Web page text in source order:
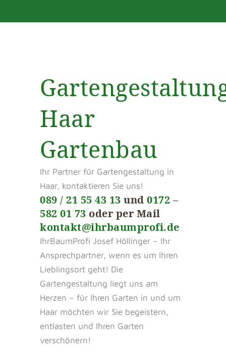
Haar
Gartenbau
Ihr Partner für Gartengestaltung in
Haar, kontaktieren Sie uns!
089 / 21 55 43 13 und 0172 –
582 01 73 oder per Mail
kontakt@ihrbaumprofi.de
IhrBaumProfi Josef Höllinger – Ihr
Ansprechpartner, wenn es um Ihren
Lieblingsort geht! Die
Gartengestaltung liegt uns am
Herzen – für Ihren Garten in und um
Haar möchten wir Sie begeistern,
entlasten und Ihren Garten
verschönern!